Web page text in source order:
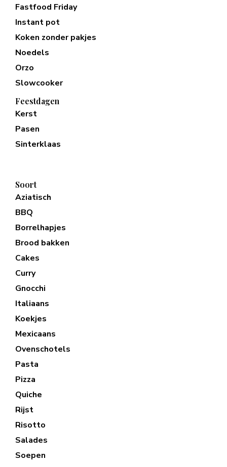
Fastfood Friday
Instant pot
Koken zonder pakjes
Noedels
Orzo
Slowcooker
Feestdagen
Kerst
Pasen
Sinterklaas
Soort
Aziatisch
BBQ
Borrelhapjes
Brood bakken
Cakes
Curry
Gnocchi
Italiaans
Koekjes
Mexicaans
Ovenschotels
Pasta
Pizza
Quiche
Rijst
Risotto
Salades
Soepen